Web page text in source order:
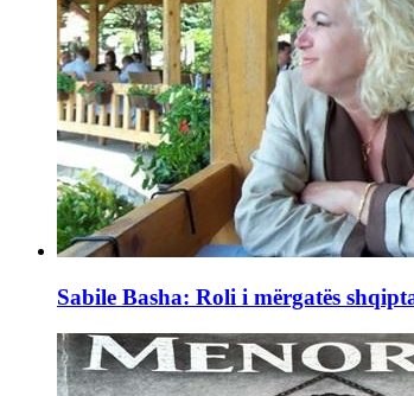
Sabile Basha: Roli i mërgatës